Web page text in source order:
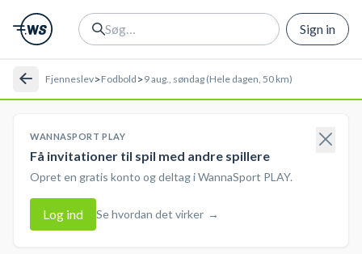
Sign in
Fjenneslev>Fodbold >9 aug., søndag (Hele dagen, 50 km)
WANNASPORT PLAY
Få invitationer til spil med andre spillere
Opret en gratis konto og deltag i WannaSport PLAY.
Log ind Se hvordan det virker →